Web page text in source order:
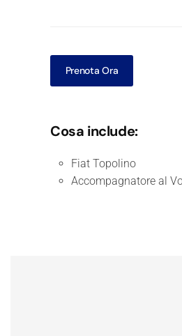
Prenota Ora
Cosa include:
Fiat Topolino
Accompagnatore al